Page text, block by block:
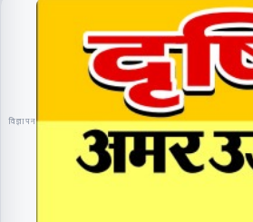
विज्ञापन